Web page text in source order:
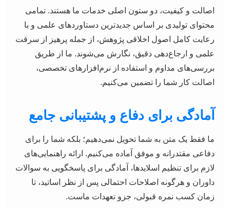
اصالت و کیفیت، دو ستون اصلی خدمات ما هستند. تمامی
محتوای تولیدی بر اساس جدیدترین دستاوردهای علمی و با
رعایت کامل اصول اخلاقی پژوهش، از جمله پرهیز از سرقت
علمی و ارجاع‌دهی دقیق، نگارش می‌شوند. ما از طریق
بررسی‌های مداوم و استفاده از نرم‌افزارهای تخصصی،
اصالت کار شما را تضمین می‌کنیم.
آمادگی برای دفاع و پشتیبانی جامع
ما فقط یک متن به شما تحویل نمی‌دهیم؛ بلکه شما را برای
دفاعی مقتدرانه و موفق آماده می‌کنیم. ارائه راهنمایی‌های
لازم برای تنظیم اسلایدها، آمادگی برای پاسخگویی به سوالات
داوران و هرگونه اصلاحات احتمالی پس از نظر اساتید، تا
زمان کسب نمره قبولی، جزو تعهدات ماست.